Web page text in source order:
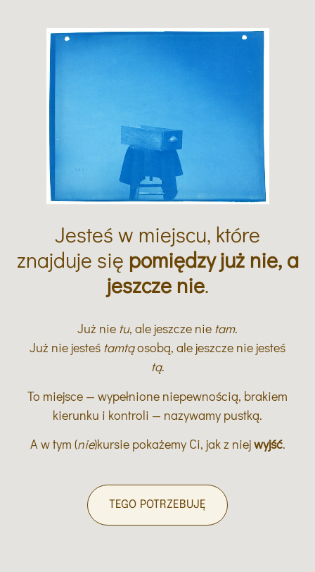
Jesteś w miejscu, które
znajduje się pomiędzy już nie, a
jeszcze nie.
Już nie tu, ale jeszcze nie tam.
Już nie jesteś tamtąosobą, ale jeszcze nie jesteś
tą.
To miejsce — wypełnione niepewnością, brakiem
kierunku i kontroli — nazywamy pustką.
A w tym (nie)kursie pokażemy Ci, jak z niejwyjść.
TEGO POTRZEBUJĘ